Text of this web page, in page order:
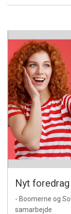
Nyt foredrag
- Boomerne og
samarbejde